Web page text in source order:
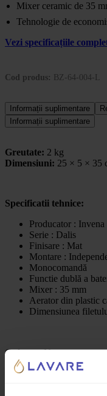
Mixer ceramic de 35
Tehnologie de
Vezi specificațiile
Cod produs: BZ-64-004-L
Informații suplimentare
Informații suplimentare
Greutate: 2 kg
Dimensiuni: 25 × 5 × 35
Specificatii tehnice:
Producator : Invena
Serie : Dalis
Finisare : Mat
Montare :
Monocomandă
Functie dublă a
Mixer : 35 mm
Aerator din plastic
Dimensiunea
Culoare:Negru
Recenzii